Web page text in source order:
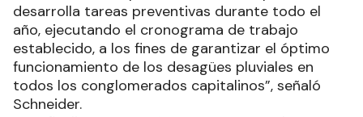
desarrolla tareas preventivas durante todo el
año, ejecutando el cronograma de trabajo
establecido, a los fines de garantizar el óptimo
funcionamiento de los desagües pluviales en
todos los conglomerados capitalinos”, señaló
Schneider.